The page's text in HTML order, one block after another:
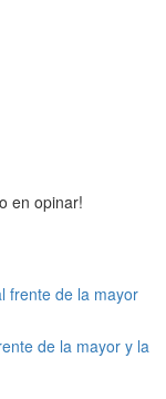
en opinar!
de la mayor y la